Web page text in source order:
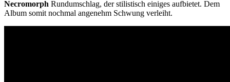
Necromorph Rundumschlag, der stilistisch einiges aufbietet. Dem
Album somit nochmal angenehm Schwung verleiht.